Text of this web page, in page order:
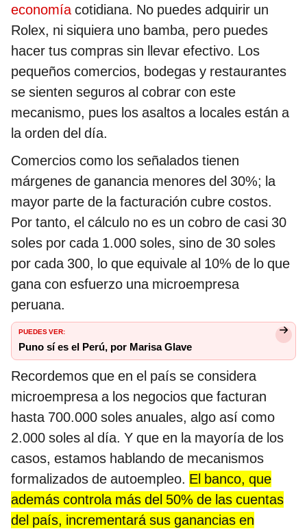
economía cotidiana. No puedes adquirir un
Rolex, ni siquiera uno bamba, pero puedes
hacer tus compras sin llevar efectivo. Los
pequeños comercios, bodegas y restaurantes
se sienten seguros al cobrar con este
mecanismo, pues los asaltos a locales están a
la orden del día.
Comercios como los señalados tienen
márgenes de ganancia menores del 30%; la
mayor parte de la facturación cubre costos.
Por tanto, el cálculo no es un cobro de casi 30
soles por cada 1.000 soles, sino de 30 soles
por cada 300, lo que equivale al 10% de lo que
gana con esfuerzo una microempresa
peruana.
PUEDES VER:
Puno sí es el Perú, por Marisa Glave
Recordemos que en el país se considera
microempresa a los negocios que facturan
hasta 700.000 soles anuales, algo así como
2.000 soles al día. Y que en la mayoría de los
casos, estamos hablando de mecanismos
formalizados de autoempleo. El banco, que
además controla más del 50% de las cuentas
del país, incrementará sus ganancias en